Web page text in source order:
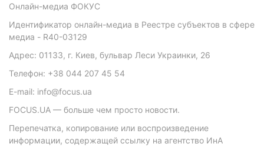
Онлайн-медиа ФОКУС
Идентификатор онлайн-медиа в Реестре субъектов в сфере
медиа - R40-03129
Адрес: 01133, г. Киев, бульвар Леси Украинки, 26
Телефон: +38 044 207 45 54
E-mail: info@focus.ua
FOCUS.UA — больше чем просто новости.
Перепечатка, копирование или воспроизведение
информации, содержащей ссылку на агентство ИнА